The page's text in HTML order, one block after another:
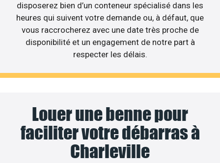
disposerez bien d’un conteneur spécialisé dans les
heures qui suivent votre demande ou, à défaut, que
vous raccrocherez avec une date très proche de
disponibilité et un engagement de notre part à
respecter les délais.
Louer une benne pour
faciliter votre débarras à
Charleville